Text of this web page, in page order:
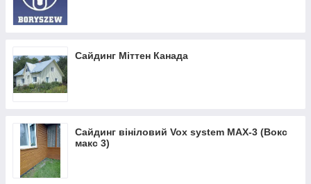
Сайдинг Міттен Канада
Сайдинг вініловий Vox system MAX-3 (Вокс
макс 3)